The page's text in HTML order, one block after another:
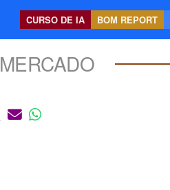
CURSO DE IA BOM REPORT
MERCADO